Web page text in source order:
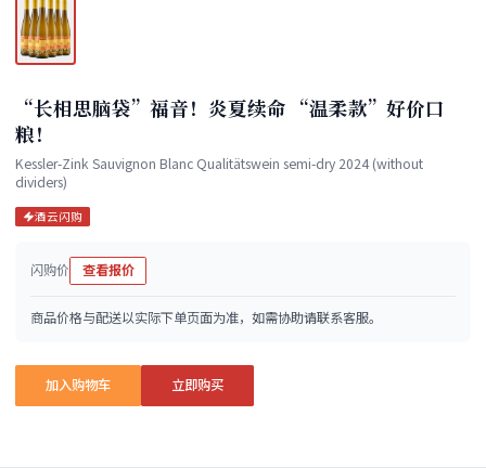
“长相思脑袋”福音！炎夏续命 “温柔款”好价口
粮！
Kessler-Zink Sauvignon Blanc Qualitätswein semi-dry 2024 (without
dividers)
酒云闪购
闪购价 查看报价
商品价格与配送以实际下单页面为准，如需协助请联系客服。
加入购物车 立即购买